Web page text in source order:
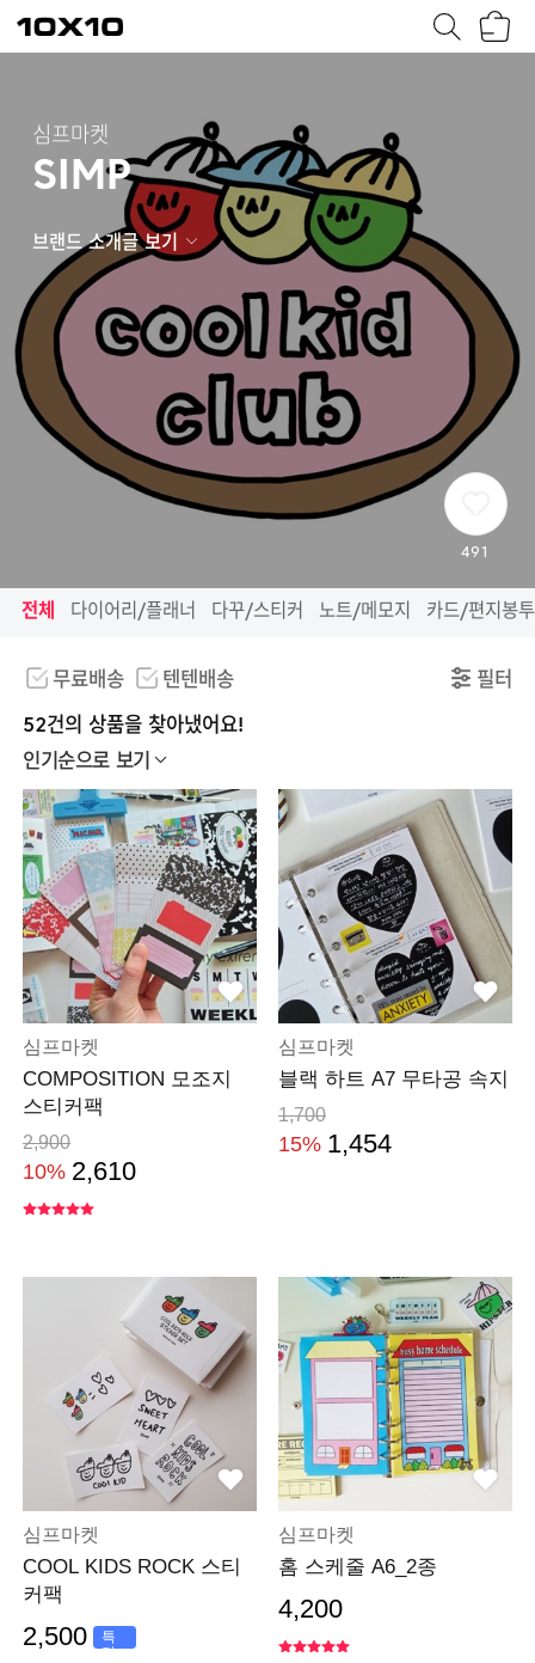
텐
바
심프마켓
SIMP
브랜드 소개글 보기
491
전체 다이어리/플래너 다꾸/스티커 노트/메모지 카드/편지봉
무료배송 텐텐배송 필터
52건의 상품을 찾아냈어요!
인기순으로 보기
심프마켓
COMPOSITION 모조지
스티커팩
2,900
10% 2,610
심프마켓
블랙 하트 A7 무타공 속지
1,700
15% 1,454
심프마켓
COOL KIDS ROCK 스티
커팩
2,500
특
가
심프마켓
홈 스케줄 A6_2종
4,200